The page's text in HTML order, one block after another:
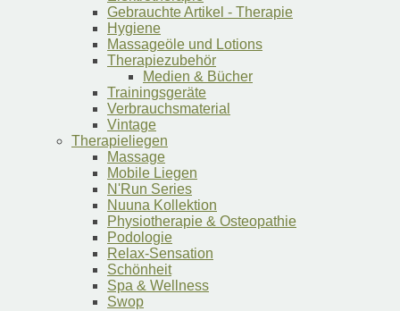
Gebrauchte Artikel - Therapie
Hygiene
Massageöle und Lotions
Therapiezubehör
Medien & Bücher
Trainingsgeräte
Verbrauchsmaterial
Vintage
Therapieliegen
Massage
Mobile Liegen
N'Run Series
Nuuna Kollektion
Physiotherapie & Osteopathie
Podologie
Relax-Sensation
Schönheit
Spa & Wellness
Swop